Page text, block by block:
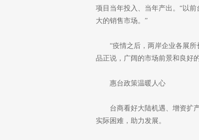
项目当年投入、当年产出。“以
大的销售市场。”
“疫情之后，两岸企业各展
品正说，广阔的市场前景和良好
惠台政策温暖人心
台商看好大陆机遇、增资扩
实际困难，助力发展。